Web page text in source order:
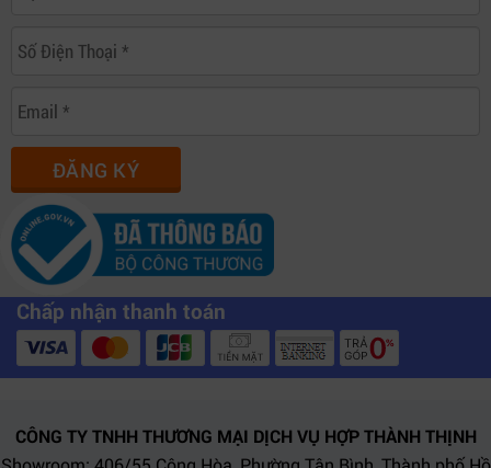
chỉnh nhanh các preset hoặc gọi nhanh các công cụ
trong workflow quay phim điện ảnh tốc độ cao.
ĐĂNG KÝ
Chấp nhận thanh toán
CÔNG TY TNHH THƯƠNG MẠI DỊCH VỤ HỢP THÀNH THỊNH